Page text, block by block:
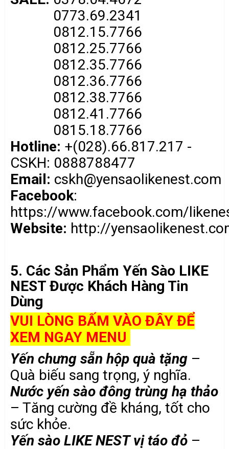
0773.69.2341
0812.15.7766
0812.25.7766
0812.35.7766
0812.36.7766
0812.38.7766
0812.41.7766
0815.18.7766
Hotline: +(028).66.817.217 -
CSKH: 0888788477
Email: cskh@yensaolikenest.com
Facebook:
https://www.facebook.com/
Website: http://
5. Các Sản Phẩm Yến Sào LIKE
NEST Được Khách Hàng Tin
Dùng
VUI LÒNG BẤM VÀO ĐÂY ĐỂ
XEM NGAY MENU
Yến chưng sẵn hộp quà tặng –
Quà biếu sang trọng, ý nghĩa.
Nước yến sào đông trùng hạ thảo
– Tăng cường đề kháng, tốt cho
sức khỏe.
Yến sào LIKE NEST vị táo đỏ –